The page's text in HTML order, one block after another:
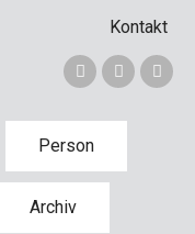
Kontakt
Person
Archiv